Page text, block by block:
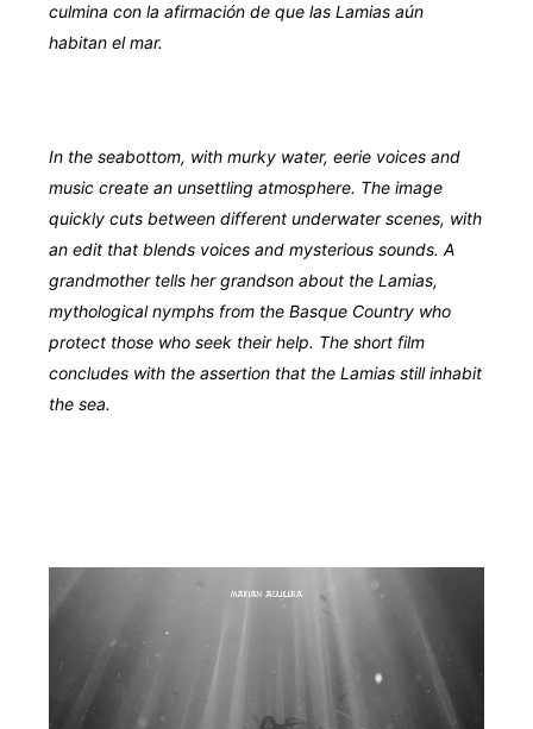
culmina con la afirmación de que las Lamias aún
habitan el mar.
In the seabottom, with murky water, eerie voices and
music create an unsettling atmosphere. The image
quickly cuts between different underwater scenes, with
an edit that blends voices and mysterious sounds. A
grandmother tells her grandson about the Lamias,
mythological nymphs from the Basque Country who
protect those who seek their help. The short film
concludes with the assertion that the Lamias still inhabit
the sea.